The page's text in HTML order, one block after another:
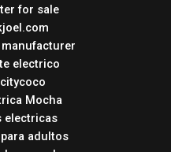
for sale
electrico
Mocha
electricas
adultos